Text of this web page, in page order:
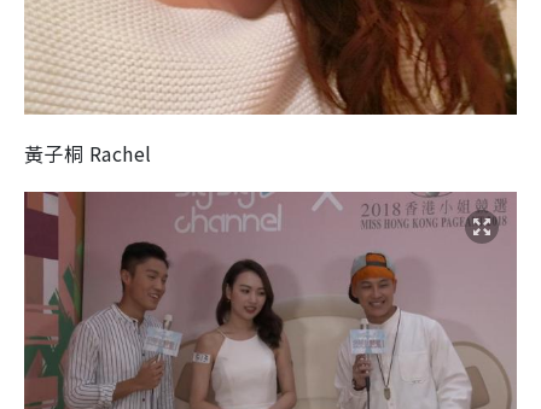
黃子桐 Rachel